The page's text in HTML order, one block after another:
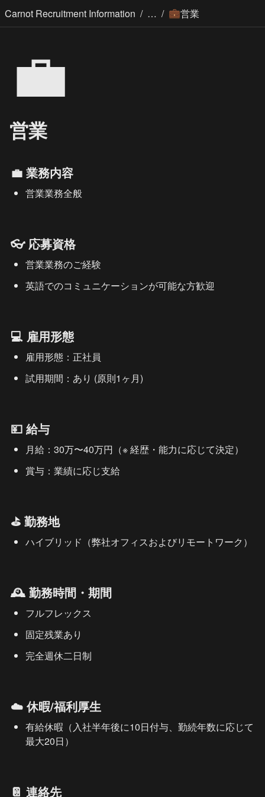
Carnot Recruitment Information / / 💼営業
💼
営業
💼 業務内容
営業業務全般
👓 応募資格
営業業務のご経験
英語でのコミュニケーションが可能な方歓迎
💻 雇用形態
雇用形態：正社員
試用期間：あり (原則1ヶ月)
💴 給与
月給：30万〜40万円（※ 経歴・能力に応じて決定）
賞与：業績に応じ支給
⛳ 勤務地
ハイブリッド（弊社オフィスおよびリモートワーク）
🕰️ 勤務時間・期間
フルフレックス
固定残業あり
完全週休二日制
☁️ 休暇/福利厚生
有給休暇（入社半年後に10日付与、勤続年数に応じて
最大20日）
📔 連絡先